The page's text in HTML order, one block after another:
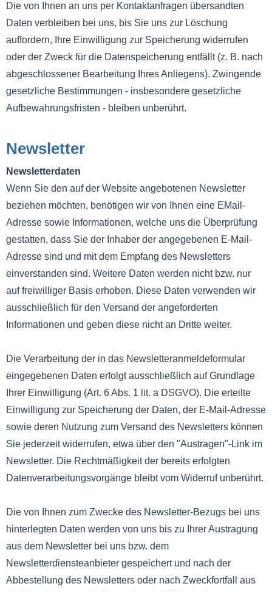
Die von Ihnen an uns per Kontaktanfragen übersandten
Daten verbleiben bei uns, bis Sie uns zur Löschung
auffordern, Ihre Einwilligung zur Speicherung widerrufen
oder der Zweck für die Datenspeicherung entfällt (z. B. nach
abgeschlossener Bearbeitung Ihres Anliegens). Zwingende
gesetzliche Bestimmungen - insbesondere gesetzliche
Aufbewahrungsfristen - bleiben unberührt.
Newsletter
Newsletterdaten
Wenn Sie den auf der Website angebotenen Newsletter
beziehen möchten, benötigen wir von Ihnen eine EMail-
Adresse sowie Informationen, welche uns die Überprüfung
gestatten, dass Sie der Inhaber der angegebenen E-Mail-
Adresse sind und mit dem Empfang des Newsletters
einverstanden sind. Weitere Daten werden nicht bzw. nur
auf freiwilliger Basis erhoben. Diese Daten verwenden wir
ausschließlich für den Versand der angeforderten
Informationen und geben diese nicht an Dritte weiter.
Die Verarbeitung der in das Newsletteranmeldeformular
eingegebenen Daten erfolgt ausschließlich auf Grundlage
Ihrer Einwilligung (Art. 6 Abs. 1 lit. a DSGVO). Die erteilte
Einwilligung zur Speicherung der Daten, der E-Mail-Adresse
sowie deren Nutzung zum Versand des Newsletters können
Sie jederzeit widerrufen, etwa über den "Austragen"-Link im
Newsletter. Die Rechtmäßigkeit der bereits erfolgten
Datenverarbeitungsvorgänge bleibt vom Widerruf unberührt.
Die von Ihnen zum Zwecke des Newsletter-Bezugs bei uns
hinterlegten Daten werden von uns bis zu Ihrer Austragung
aus dem Newsletter bei uns bzw. dem
Newsletterdiensteanbieter gespeichert und nach der
Abbestellung des Newsletters oder nach Zweckfortfall aus